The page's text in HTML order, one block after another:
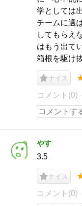
学としては
チームに選
してもらえ
はもう出て
箱根を駆け
ナイス
コメント(0)
やす
3.5
ナイス
コメント(0)